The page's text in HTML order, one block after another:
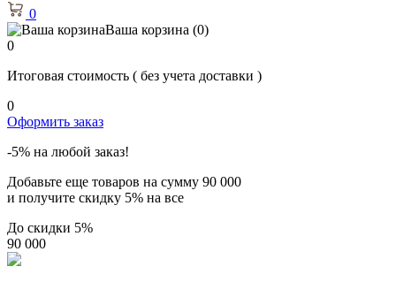
0
Ваша корзина (0)
0
Итоговая стоимость ( без учета доставки )
0
Оформить заказ
-5% на любой заказ!
Добавьте еще товаров на сумму 90 000
и получите скидку 5% на все
До скидки 5%
90 000